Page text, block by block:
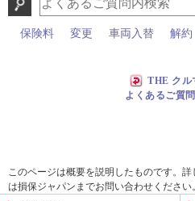
保険料 変更 車両入替 解約
THE クル
よくあるご質
このページは概要を説明したものです。
は損保ジャパンまでお問い合わせください。